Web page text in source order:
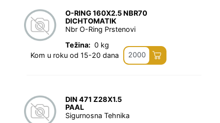
O-RING 160X2.5 NBR70
DICHTOMATIK
Nbr O-Ring Prstenovi
Težina: 0 kg
Kom u roku od 15-20 dana
2000
DIN 471 Z28X1.5
PAAL
Sigurnosna Tehnika